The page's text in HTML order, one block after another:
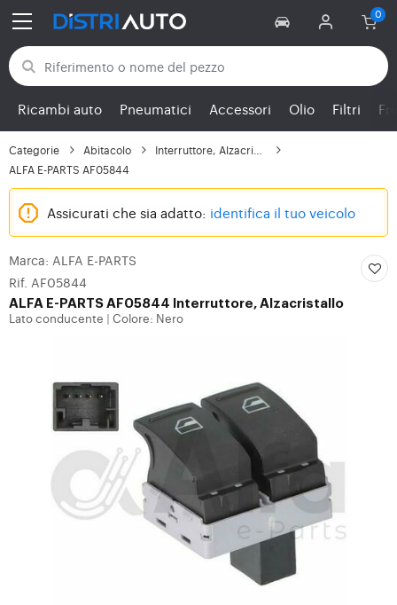
Torna alle categorie
Ricambi auto Pneumatici Accessori Olio Filtri
Categorie Abitacolo
ALFA E-PARTS AF05844
Assicurati che sia adatto: identifica il tuo veicolo
Marca: ALFA E-PARTS
Rif. AF05844
ALFA E-PARTS AF05844 Interruttore, Alzacristallo
Lato conducente Colore: Nero